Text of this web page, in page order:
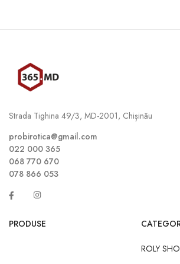
Strada Tighina 49/3, MD-2001, Chișinău
probirotica@gmail.com
022 000 365
068 770 670
078 866 053
PRODUSE
ROLY